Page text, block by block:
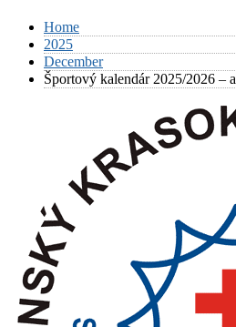
Home
2025
December
Športový kalendár 2025/2026 –